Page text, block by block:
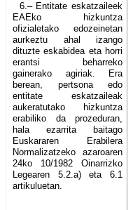
6.– Entitate eskatzaileek
EAEko hizkuntza
ofizialetako edozeinetan
aurkeztu ahal izango
dituzte eskabidea eta horri
erantsi beharreko
gainerako agiriak. Era
berean, pertsona edo
entitate eskatzaileak
aukeratutako hizkuntza
erabiliko da prozeduran,
hala ezarrita baitago
Euskararen Erabilera
Normalizatzeko azaroaren
24ko 10/1982 Oinarrizko
Legearen 5.2.a) eta 6.1
artikuluetan.